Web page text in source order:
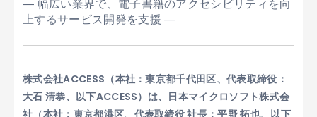
― 幅広い業界で、電子書籍のアクセシビリティを向
上するサービス開発を支援 ―
株式会社ACCESS（本社：東京都千代田区、代表取締役：
大石 清恭、以下ACCESS）は、日本マイクロソフト株式会
社（本社：東京都港区、代表取締役 社長：平野 拓也、以下